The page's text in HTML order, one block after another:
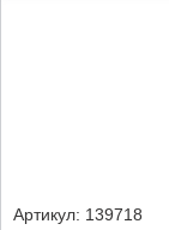
Артикул: 139718